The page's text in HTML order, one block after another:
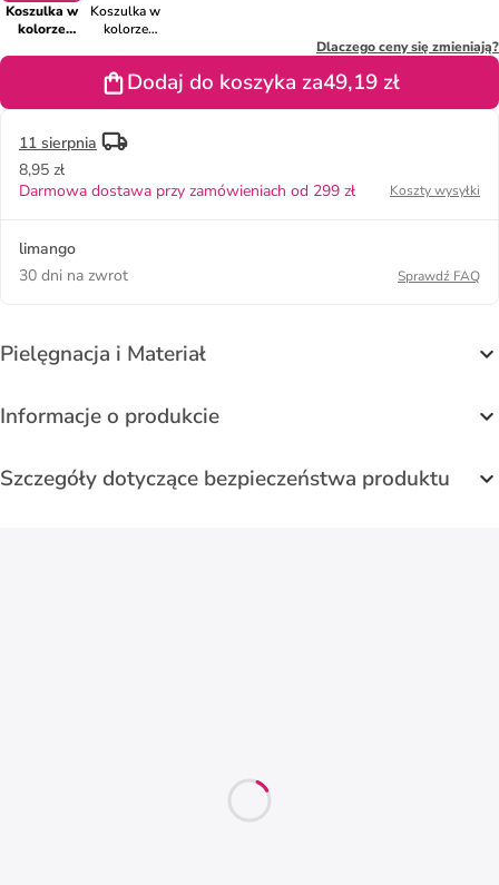
Koszulka w
kolorze
Koszulka w
kolorze
Dlaczego ceny się zmieniają?
Dodaj do koszyka za49,19 zł
11 sierpnia
8,95 zł
Darmowa dostawa przy zamówieniach od 299 zł
Koszty wysyłki
limango
30 dni na zwrot
Sprawdź FAQ
Pielęgnacja i Materiał
Informacje o produkcie
Szczegóły dotyczące bezpieczeństwa produktu